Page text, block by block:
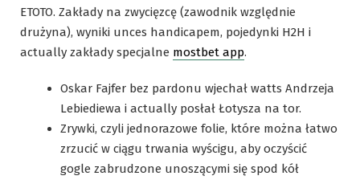
ETOTO. Zakłady na zwycięzcę (zawodnik względnie
drużyna), wyniki unces handicapem, pojedynki H2H i
actually zakłady specjalne mostbet app.
Oskar Fajfer bez pardonu wjechał watts Andrzeja
Lebiediewa i actually posłał Łotysza na tor.
Zrywki, czyli jednorazowe folie, które można łatwo
zrzucić w ciągu trwania wyścigu, aby oczyścić
gogle zabrudzone unoszącymi się spod kół